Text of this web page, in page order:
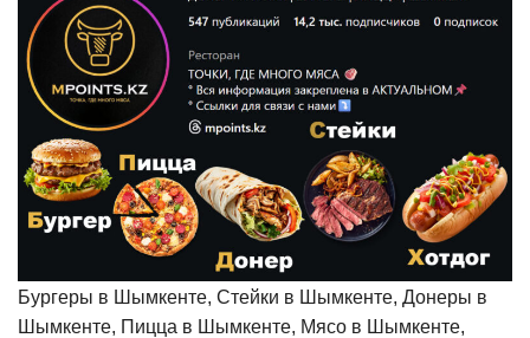
Бургеры в Шымкенте, Стейки в Шымкенте, Донеры в
Шымкенте, Пицца в Шымкенте, Мясо в Шымкенте,